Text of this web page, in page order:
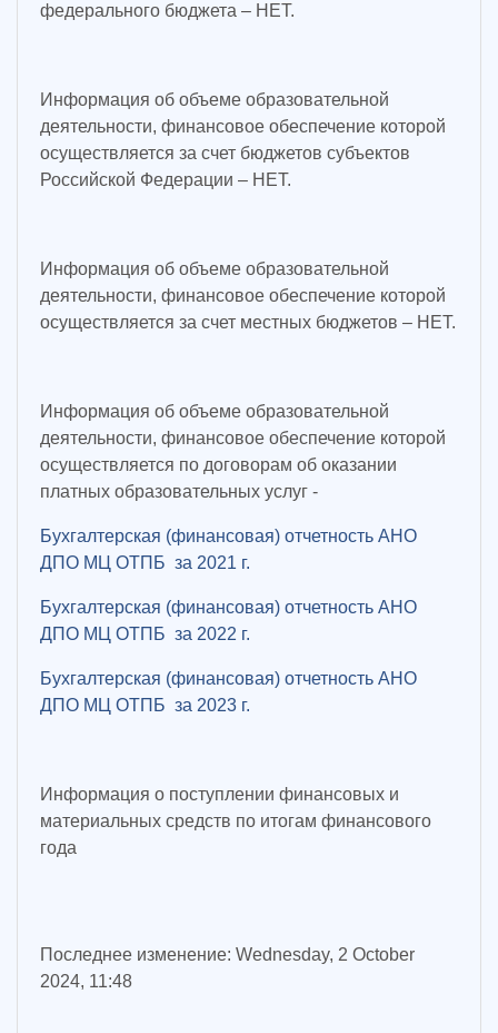
федерального бюджета – НЕТ.
Информация об объеме образовательной
деятельности, финансовое обеспечение которой
осуществляется за счет бюджетов субъектов
Российской Федерации – НЕТ.
Информация об объеме образовательной
деятельности, финансовое обеспечение которой
осуществляется за счет местных бюджетов – НЕТ.
Информация об объеме образовательной
деятельности, финансовое обеспечение которой
осуществляется по договорам об оказании
платных образовательных услуг -
Бухгалтерская (финансовая) отчетность АНО
ДПО МЦ ОТПБ за 2021 г.
Бухгалтерская (финансовая) отчетность АНО
ДПО МЦ ОТПБ за 2022 г.
Бухгалтерская (финансовая) отчетность АНО
ДПО МЦ ОТПБ за 2023 г.
Информация о поступлении финансовых и
материальных средств по итогам финансового
года
Последнее изменение: Wednesday, 2 October
2024, 11:48